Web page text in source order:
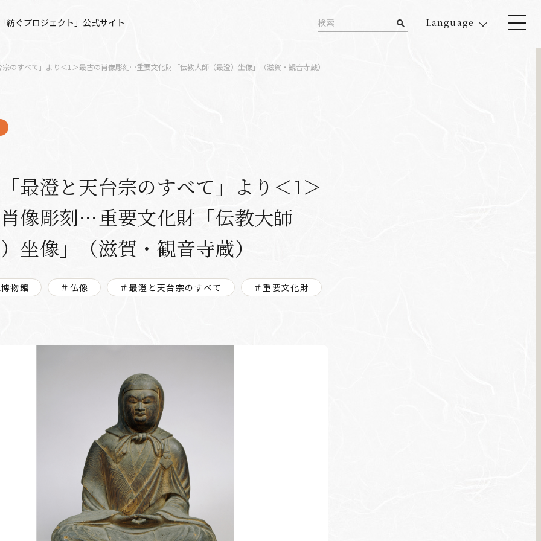
紡ぐプロジェクト」公式サイト Language
のすべて」より＜1＞最古の肖像彫刻…重要文化財「伝教大師（最澄）坐像」（滋賀・観音寺蔵）
最澄と天台宗のすべて」より＜1＞
像彫刻…重要文化財「伝教大師
坐像」（滋賀・観音寺蔵）
物館 ＃仏像 ＃最澄と天台宗のすべて ＃重要文化財